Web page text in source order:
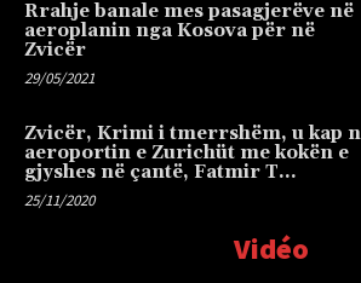
Rrahje banale mes pasagjerëve në
aeroplanin nga Kosova për në
Zvicër
29/05/2021
Zvicër, Krimi i tmerrshëm, u kap
aeroportin e Zurichüt me kokën e
gjyshes në çantë, Fatmir T…
25/11/2020
Vidéo